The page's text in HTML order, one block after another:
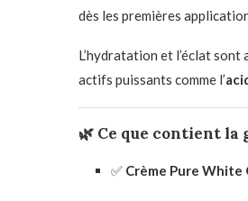
dès les premières
L’hydratation et l’éclat
actifs puissants comme l’
🌿 Ce que contient la
✅ Crème Pure White